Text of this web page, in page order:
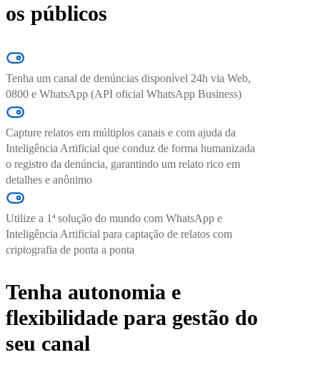
os públicos
Tenha um canal de denúncias disponível 24h via Web,
0800 e WhatsApp (API oficial WhatsApp Business)
Capture relatos em múltiplos canais e com ajuda da
Inteligência Artificial que conduz de forma humanizada
o registro da denúncia, garantindo um relato rico em
detalhes e anônimo
Utilize a 1ª solução do mundo com WhatsApp e
Inteligência Artificial para captação de relatos com
criptografia de ponta a ponta
Tenha autonomia e
flexibilidade para gestão do
seu canal